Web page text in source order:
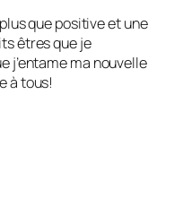
que positive et une
êtres que je
j’entame ma nouvelle
à tous!